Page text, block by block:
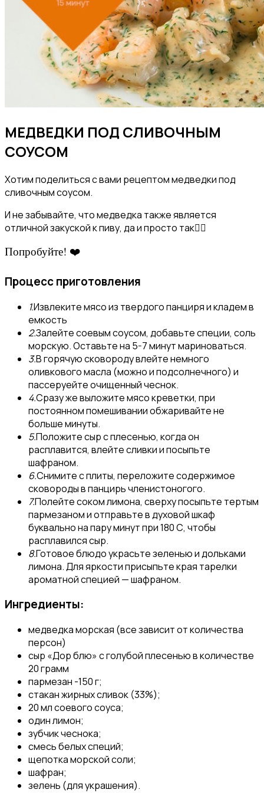
МЕДВЕДКИ ПОД СЛИВОЧНЫМ
СОУСОМ
Хотим поделиться с вами рецептом медведки под
сливочным соусом.
И не забывайте, что медведка также является
отличной закуской к пиву, да и просто так👌🏽
Попробуйте! ❤️
Процесс приготовления
1.Извлеките мясо из твердого панциря и кладем в
емкость
2.Залейте соевым соусом, добавьте специи, соль
морскую. Оставьте на 5-7 минут мариноваться.
3.В горячую сковороду влейте немного
оливкового масла (можно и подсолнечного) и
пассеруейте очищенный чеснок.
4.Сразу же выложите мясо креветки, при
постоянном помешивании обжаривайте не
больше минуты.
5.Положите сыр с плесенью, когда он
расплавится, влейте сливки и посыпьте
шафраном.
6.Снимите с плиты, переложите содержимое
сковороды в панцирь членистоногого.
7.Полейте соком лимона, сверху посыпьте тертым
пармезаном и отправьте в духовой шкаф
буквально на пару минут при 180 С, чтобы
расплавился сыр.
8.Готовое блюдо украсьте зеленью и дольками
лимона. Для яркости присыпьте края тарелки
ароматной специей — шафраном.
Ингредиенты:
медведка морская (все зависит от количества
персон)
сыр «Дор блю» с голубой плесенью в количестве
20 грамм
пармезан -150 г;
стакан жирных сливок (33%);
20 мл соевого соуса;
один лимон;
зубчик чеснока;
смесь белых специй;
щепотка морской соли;
шафран;
зелень (для украшения).